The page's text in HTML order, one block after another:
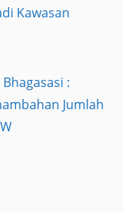
Kawasan
:
Jumlah